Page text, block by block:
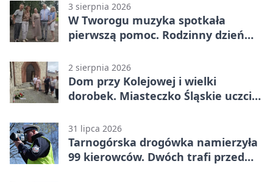
3 sierpnia 2026
W Tworogu muzyka spotkała
pierwszą pomoc. Rodzinny dzień
2 sierpnia 2026
Dom przy Kolejowej i wielki
dorobek. Miasteczko Śląskie uczciło
31 lipca 2026
Tarnogórska drogówka namierzyła
99 kierowców. Dwóch trafi przed